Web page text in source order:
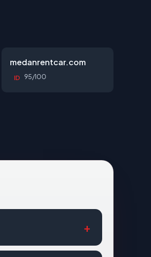
medanrentcar.com
ID 95/100